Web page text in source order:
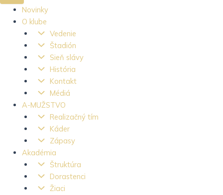
Novinky
O klube
Vedenie
Štadión
Sieň slávy
História
Kontakt
Médiá
A-MUŽSTVO
Realizačný tím
Káder
Zápasy
Akadémia
Štruktúra
Dorastenci
Žiaci